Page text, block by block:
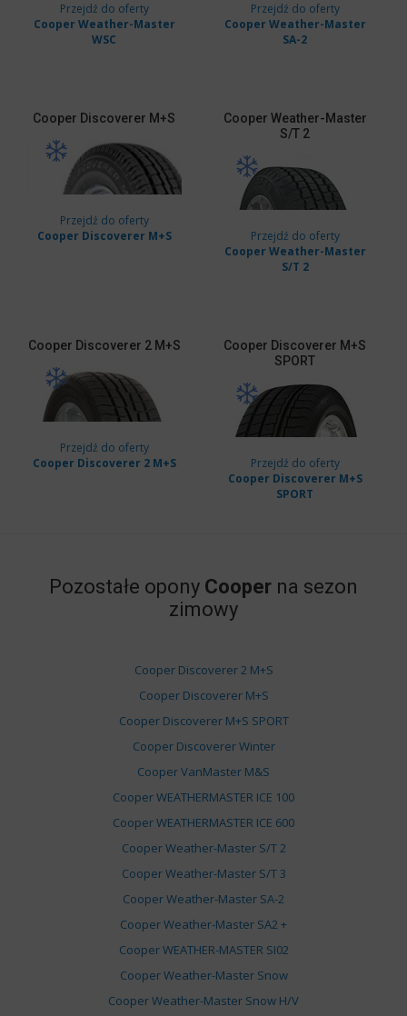
Przejdź do oferty
Cooper Weather-Master
WSC
Przejdź do oferty
Cooper Weather-Master
SA-2
Cooper Discoverer M+S
Przejdź do oferty
Cooper Discoverer M+S
Cooper Weather-Master
S/T 2
Przejdź do oferty
Cooper Weather-Master
S/T 2
Cooper Discoverer 2 M+S
Przejdź do oferty
Cooper Discoverer 2 M+S
Cooper Discoverer M+S
SPORT
Przejdź do oferty
Cooper Discoverer M+S
SPORT
Pozostałe opony Cooper na sezon
zimowy
Cooper Discoverer 2 M+S
Cooper Discoverer M+S
Cooper Discoverer M+S SPORT
Cooper Discoverer Winter
Cooper VanMaster M&S
Cooper WEATHERMASTER ICE 100
Cooper WEATHERMASTER ICE 600
Cooper Weather-Master S/T 2
Cooper Weather-Master S/T 3
Cooper Weather-Master SA-2
Cooper Weather-Master SA2 +
Cooper WEATHER-MASTER SI02
Cooper Weather-Master Snow
Cooper Weather-Master Snow H/V